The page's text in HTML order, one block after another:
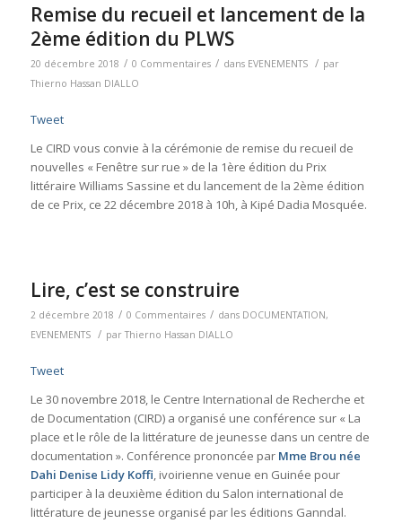
Remise du recueil et lancement de la
2ème édition du PLWS
20 décembre 2018 / 0 Commentaires / dans EVENEMENTS / par
Thierno Hassan DIALLO
Tweet
Le CIRD vous convie à la cérémonie de remise du recueil de
nouvelles « Fenêtre sur rue » de la 1ère édition du Prix
littéraire Williams Sassine et du lancement de la 2ème édition
de ce Prix, ce 22 décembre 2018 à 10h, à Kipé Dadia Mosquée.
Lire, c’est se construire
2 décembre 2018 / 0 Commentaires / dans DOCUMENTATION,
EVENEMENTS
/ parThierno Hassan DIALLO
Tweet
Le 30 novembre 2018, le Centre International de Recherche et
de Documentation (CIRD) a organisé une conférence sur « La
place et le rôle de la littérature de jeunesse dans un centre de
documentation ». Conférence prononcée par Mme Brou née
Dahi Denise Lidy Koffi, ivoirienne venue en Guinée pour
participer à la deuxième édition du Salon international de
littérature de jeunesse organisé par les éditions Ganndal.